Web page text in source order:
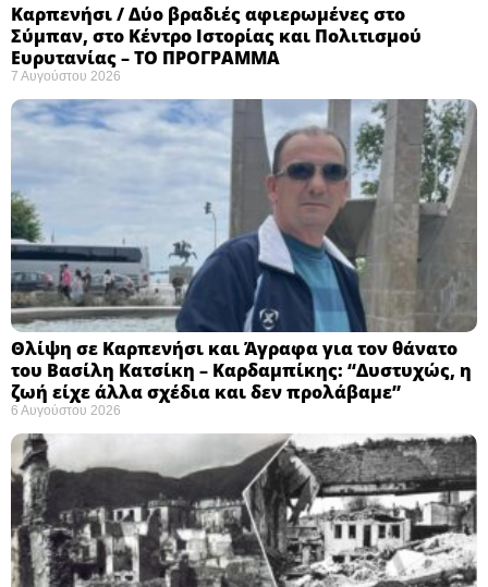
Καρπενήσι / Δύο βραδιές αφιερωμένες στο
Σύμπαν, στο Κέντρο Ιστορίας και Πολιτισμού
Ευρυτανίας – ΤΟ ΠΡΟΓΡΑΜΜΑ
7 Αυγούστου 2026
Θλίψη σε Καρπενήσι και Άγραφα για τον θάνατο
του Βασίλη Κατσίκη – Καρδαμπίκης: “Δυστυχώς, η
ζωή είχε άλλα σχέδια και δεν προλάβαμε”
6 Αυγούστου 2026